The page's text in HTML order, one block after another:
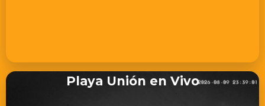
Playa Unión en Vivo